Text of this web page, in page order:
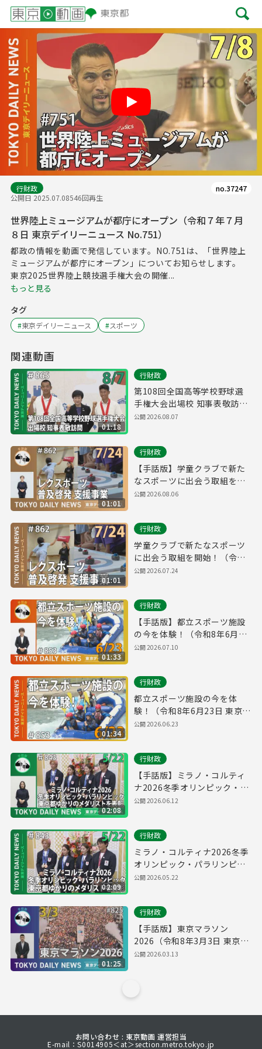
Play
行財政
公開日 2025.07.08546回再生
no.37247
世界陸上ミュージアムが都庁にオープン（令和７年７月
８日 東京デイリーニュース No.751）
都政の情報を動画で発信しています。NO.751は、「世界陸上
ミュージアムが都庁にオープン」についてお知らせします。
東京2025世界陸上競技選手権大会の開催...
もっと見る
タグ
#東京デイリーニュース #スポーツ
関連動画
01:18
行財政
第108回全国高等学校野球選
手権大会出場校 知事表敬訪問
（令和8年8月7日 東京デイリ
公開2026.08.07
01:01
行財政
【手話版】学童クラブで新た
なスポーツに出会う取組を開
始！（令和8年7月24日 東京デ
公開2026.08.06
01:01
行財政
学童クラブで新たなスポーツ
に出会う取組を開始！（令和8
年7月24日 東京デイリーニュ
公開2026.07.24
01:33
行財政
【手話版】都立スポーツ施設
の今を体験！（令和8年6月23
日 東京デイリーニュース
公開2026.07.10
01:34
行財政
都立スポーツ施設の今を体
験！（令和8年6月23日 東京デ
イリーニュース No.853）
公開2026.06.23
02:08
行財政
【手話版】ミラノ・コルティ
ナ2026冬季オリンピック・パ
ラリンピック 東京都ゆかりの
No.843）
公開2026.06.12
02:09
行財政
ミラノ・コルティナ2026冬季
オリンピック・パラリンピッ
ク 東京都ゆかりのメダリスト
公開2026.05.22
01:25
行財政
【手話版】東京マラソン
2026（令和8年3月3日 東京デ
イリーニュース No.825）
公開2026.03.13
お問い合わせ : 東京動画 運営担当
E-mail：S0014905＜at＞section.metro.tokyo.jp